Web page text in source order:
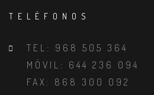
TELÉFONOS
TEL: 968 505 364
MÓVIL: 644 236 094
FAX: 868 300 092